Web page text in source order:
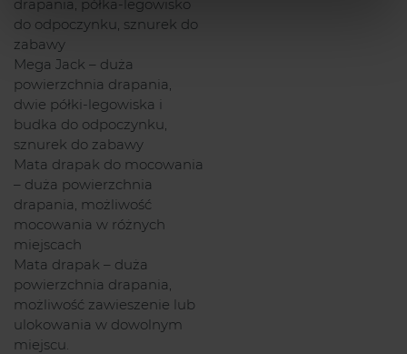
drapania, półka-legowisko
do odpoczynku, sznurek do
zabawy
Mega Jack – duża
powierzchnia drapania,
dwie półki-legowiska i
budka do odpoczynku,
sznurek do zabawy
Mata drapak do mocowania
– duża powierzchnia
drapania, możliwość
mocowania w różnych
miejscach
Mata drapak – duża
powierzchnia drapania,
możliwość zawieszenie lub
ulokowania w dowolnym
miejscu.